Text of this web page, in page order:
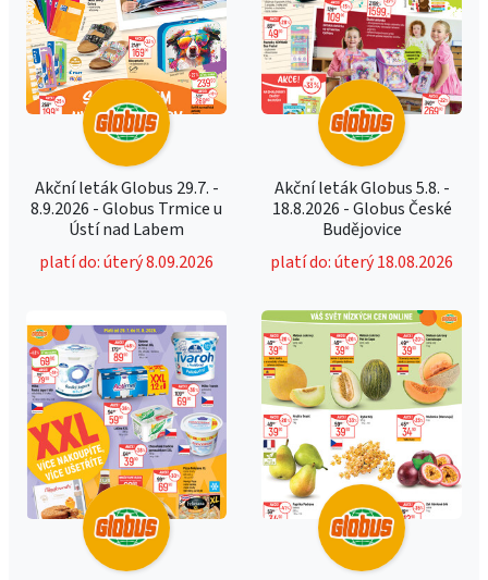
Akční leták Globus 29.7. -
8.9.2026 - Globus Trmice u
Ústí nad Labem
platí do: úterý 8.09.2026
Akční leták Globus 5.8. -
18.8.2026 - Globus České
Budějovice
platí do: úterý 18.08.2026